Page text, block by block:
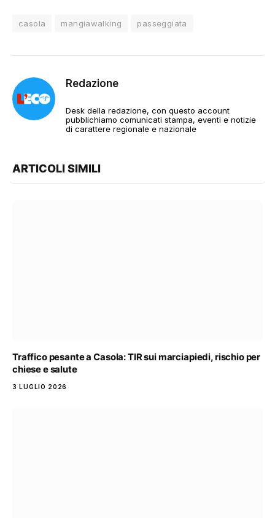
casola mangiawalking passeggiata
Redazione
Desk della redazione, con questo account
pubblichiamo comunicati stampa, eventi e notizie
di carattere regionale e nazionale
ARTICOLI SIMILI
Traffico pesante a Casola: TIR sui marciapiedi, rischio per
chiese e salute
3 LUGLIO 2026